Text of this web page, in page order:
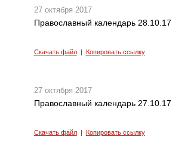
27 октября 2017
Православный календарь 28.10.17
Скачать файл| Копировать ссылку
27 октября 2017
Православный календарь 27.10.17
Скачать файл| Копировать ссылку